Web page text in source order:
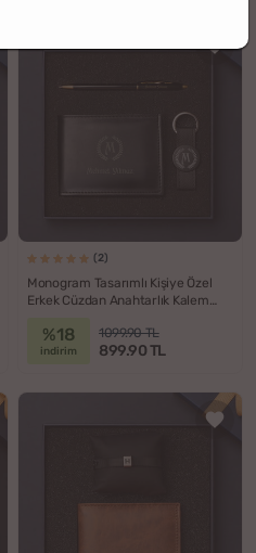
(2)
Monogram Tasarımlı Kişiye Özel
Erkek Cüzdan Anahtarlık Kalem
%18
indirim
1099.90 TL
899.90 TL